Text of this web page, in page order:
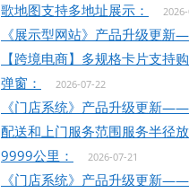
歌地图支持多地址展示：
《展示型网站》产品升级更
【跨境电商】多规格卡片支持
弹窗：
2026-07-22
《门店系统》产品升级更新
配送和上门服务范围服务半径
9999公里：
2026-07-21
《门店系统》产品升级更新